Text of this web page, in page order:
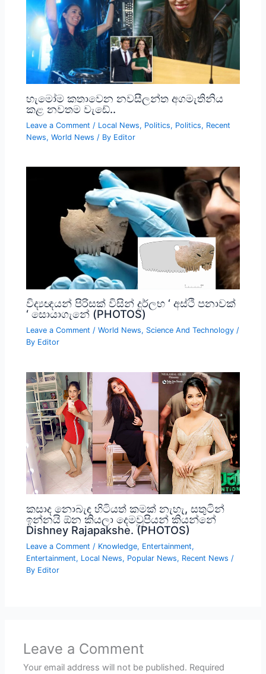
හැමෝම කතාවෙන නවසීලන්ත අගමැතිනිය
කළ නවතම වැඩේ..
Leave a Comment / Local News, Politics, Politics, Recent
News,World News / By Editor
විද්‍යඥයන් පිරිසක් විසින් දුර්ලභ ‘ අස්ථි පනාවක්
‘ සොයාගැනේ (PHOTOS)
Leave a Comment /World News, Science And Technology /
By Editor
කසාද නොබැඳ හිටියත් කමක් නැහැ, සතුටින්
ඉන්නයි ඕන කියලා දෙමවුපියන් කියන්නේ
Dishney Rajapakshe. (PHOTOS)
Leave a Comment / Knowledge, Entertainment,
Entertainment, Local News, Popular News, Recent News /
By Editor
Leave a Comment
Your email address will not be published. Required